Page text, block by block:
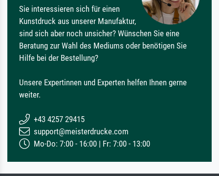
Sie interessieren sich für einen
Kunstdruck aus unserer Manufaktur,
sind sich aber noch unsicher? Wünschen Sie eine
Beratung zur Wahl des Mediums oder benötigen Sie
Hilfe bei der Bestellung?
Unsere Expertinnen und Experten helfen Ihnen gerne
weiter.
+43 4257 29415
support@meisterdrucke.com
Mo-Do: 7:00 - 16:00 | Fr: 7:00 - 13:00